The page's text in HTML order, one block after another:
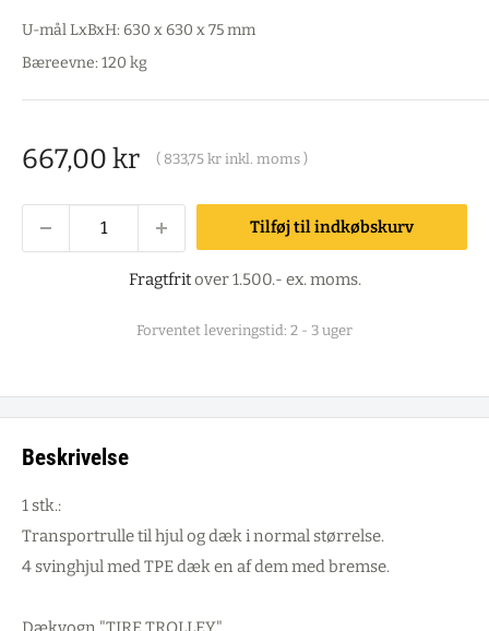
U-mål LxBxH: 630 x 630 x 75 mm
Bæreevne: 120 kg
Salgspris
667,00 kr ( 833,75 kr inkl. moms )
Tilføj til indkøbskurv
Fragtfritover 1.500.- ex. moms.
Forventet leveringstid: 2 - 3 uger
Beskrivelse
1 stk.:
Transportrulle til hjul og dæk i normal størrelse.
4 svinghjul med TPE dæk en af dem med bremse.